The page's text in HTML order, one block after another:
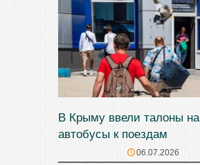
В Крыму ввели талоны на
автобусы к поездам
06.07.2026